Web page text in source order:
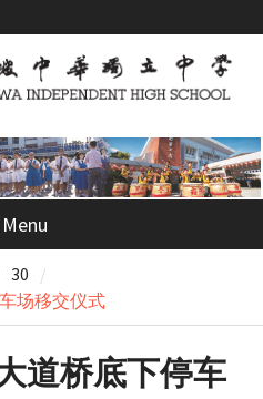
Menu
30
场移交仪式
道桥底下停车